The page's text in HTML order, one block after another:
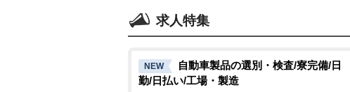
求人特集
NEW
自動車製品の選別・検査/寮完備/日
勤/日払い/工場・製造